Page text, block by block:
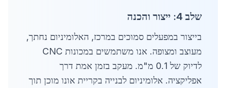
שלב 4: ייצור והכנה
בייצור במפעלים סמוכים במרכז, האלומיניום נחתך,
מעוצב ומצופה. אנו משתמשים במכונות CNC
לדיוק של 0.1 מ"מ. מעקב בזמן אמת דרך
אפליקציה. אלומיניום לבנייה בקריית אונו מוכן תוך